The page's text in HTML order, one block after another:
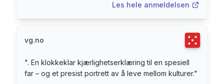
Les hele anmeldelsen
vg.no
". En klokkeklar kjærlighetserklæring til en spesiell
far – og et presist portrett av å leve mellom kulturer."